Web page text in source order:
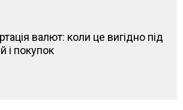
валют: коли це вигідно під
і покупок